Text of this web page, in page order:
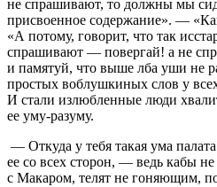
не спрашивают, то должны мы
присвоенное содержание». —
«А потому, говорит, что так
спрашивают — повергай! а не
и памятуй, что выше лба уши не
простых воблушкиных слов у
И стали излюбленные люди
ее уму-разуму.
— Откуда у тебя такая ума
ее со всех сторон, — ведь кабы
с Макаром, телят не гоняющим,